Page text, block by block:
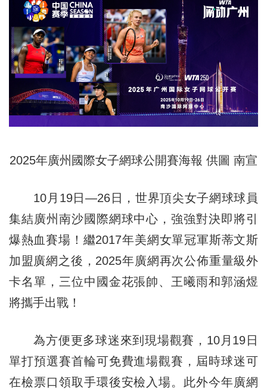
2025年廣州國際女子網球公開賽海報 供圖 南宣
10月19日—26日，世界頂尖女子網球球員
集結廣州南沙國際網球中心，強強對決即將引
爆熱血賽場！繼2017年美網女單冠軍斯蒂文斯
加盟廣網之後，2025年廣網再次公佈重量級外
卡名單，三位中國金花張帥、王曦雨和郭涵煜
將攜手出戰！
為方便更多球迷來到現場觀賽，10月19日
單打預選賽首輪可免費進場觀賽，屆時球迷可
在檢票口領取手環後安檢入場。此外今年廣網